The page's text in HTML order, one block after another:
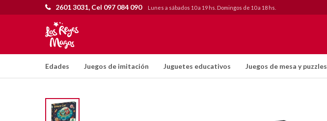
Edades Juegos de imitación Juguetes educativos Juegos de mesa y puzzles
2601 3031, Cel 097 084 090 Lunes a sábados 10 a 19 hs. Domingos de 10 a 18 hs.